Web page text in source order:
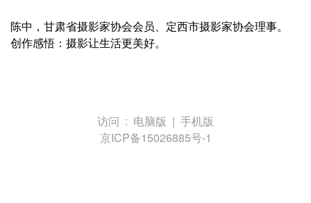
陈中，甘肃省摄影家协会会员、定西市摄影家协会理事。
创作感悟：摄影让生活更美好。
访问 : 电脑版 | 手机版
京ICP备15026885号-1